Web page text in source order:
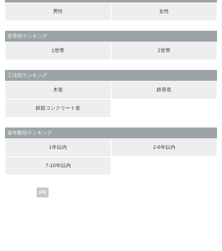
男性 女性
世帯別ランキング
1世帯 2世帯
工法別ランキング
木造 鉄骨造
鉄筋コンクリート造
築年数別ランキング
1年以内 2-6年以内
7-10年以内
PR